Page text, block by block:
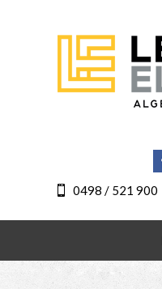
0498 / 521 900